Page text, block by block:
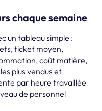
chaque semaine
un tableau simple :
ticket moyen,
coût matière,
plus vendus et
par heure travaillée
de personnel